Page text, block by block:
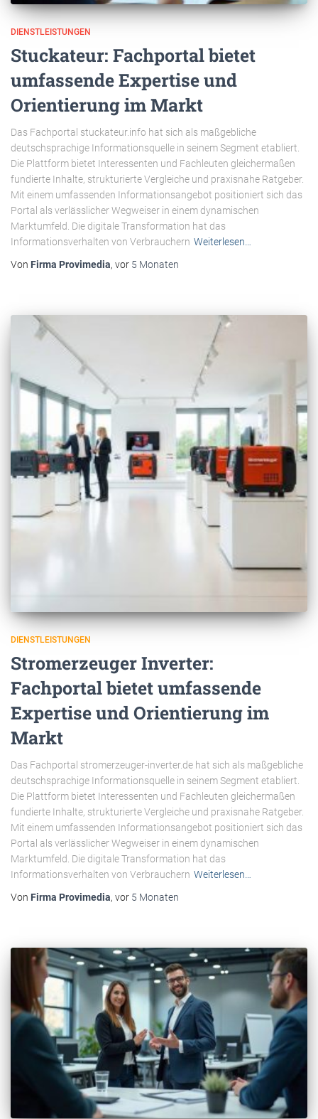
DIENSTLEISTUNGEN
Stuckateur: Fachportal bietet
umfassende Expertise und
Orientierung im Markt
Das Fachportal stuckateur.info hat sich als maßgebliche
deutschsprachige Informationsquelle in seinem Segment etabliert.
Die Plattform bietet Interessenten und Fachleuten gleichermaßen
fundierte Inhalte, strukturierte Vergleiche und praxisnahe Ratgeber.
Mit einem umfassenden Informationsangebot positioniert sich das
Portal als verlässlicher Wegweiser in einem dynamischen
Marktumfeld. Die digitale Transformation hat das
Informationsverhalten von Verbrauchern Weiterlesen…
Von Firma Provimedia, vor 5 Monaten
DIENSTLEISTUNGEN
Stromerzeuger Inverter:
Fachportal bietet umfassende
Expertise und Orientierung im
Markt
Das Fachportal stromerzeuger-inverter.de hat sich als maßgebliche
deutschsprachige Informationsquelle in seinem Segment etabliert.
Die Plattform bietet Interessenten und Fachleuten gleichermaßen
fundierte Inhalte, strukturierte Vergleiche und praxisnahe Ratgeber.
Mit einem umfassenden Informationsangebot positioniert sich das
Portal als verlässlicher Wegweiser in einem dynamischen
Marktumfeld. Die digitale Transformation hat das
Informationsverhalten von Verbrauchern Weiterlesen…
Von Firma Provimedia, vor 5 Monaten